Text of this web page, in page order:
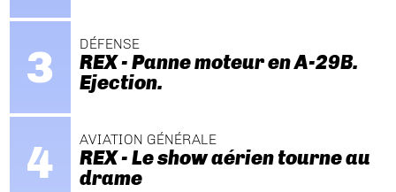
DÉFENSE
REX - Panne moteur en A-29B.
Ejection.
AVIATION GÉNÉRALE
REX - Le show aérien tourne au
drame